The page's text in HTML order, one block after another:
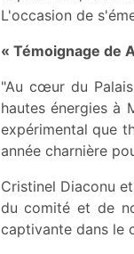
L'occasion de
« Témoignage de
"Au cœur du
hautes énergies à
expérimental que
année charnière
Cristinel Diaconu
du comité et de
captivante dans le